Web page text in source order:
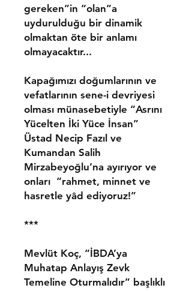
gereken”in “olan”a
uydurulduğu bir dinamik
olmaktan öte bir anlamı
olmayacaktır...
Kapağımızı doğumlarının ve
vefatlarının sene-i devriyesi
olması münasebetiyle “Asrını
Yücelten İki Yüce İnsan”
Üstad Necip Fazıl ve
Kumandan Salih
Mirzabeyoğlu’na ayırıyor ve
onları “rahmet, minnet ve
hasretle yâd ediyoruz!”
***
Mevlüt Koç, “İBDA’ya
Muhatap Anlayış Zevk
Temeline Oturmalıdır” başlıklı